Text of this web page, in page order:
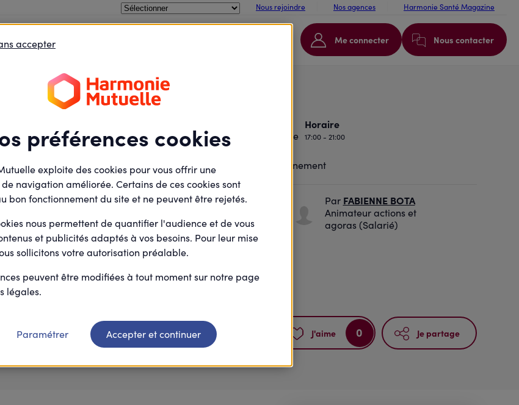
Me connecter Nous contacter
Nous rejoindre Nos agences Harmonie Santé Magazine
La Tricomtaise
Complexe Sportif
Rue de l'epaud
Horaire
17:00 - 21:00
ParManuella POIROUD
agoras (Salarié)
Par FABIENNE BOTA
Animateur actions et
agoras (Salarié)
Je participe J'aime 0 Je partage
Samedi
14
Juin
préférences cookies
exploite des cookies pour vous offrir une
navigation améliorée. Certains de ces cookies sont
bon fonctionnement du site et ne peuvent être rejetés.
nous permettent de quantifier l'audience et de vous
et publicités adaptés à vos besoins. Pour leur mise
sollicitons votre autorisation préalable.
peuvent être modifiées à tout moment sur notre page
légales.
accepter
Paramétrer Accepter et continuer